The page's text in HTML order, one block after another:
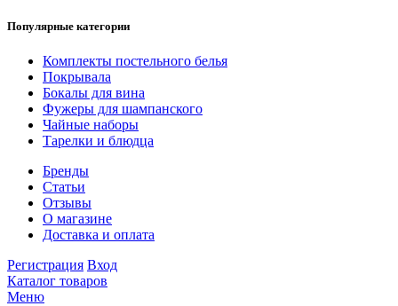
Популярные категории
Комплекты постельного белья
Покрывала
Бокалы для вина
Фужеры для шампанского
Чайные наборы
Тарелки и блюдца
Бренды
Статьи
Отзывы
О магазине
Доставка и оплата
Регистрация Вход
Каталог товаров
Меню